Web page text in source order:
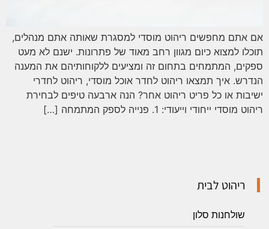
אם אתם מחפשים ריהוט מוסדי למסגרת שאותה אתם מנהלים,
תוכלו למצוא כיום מגוון רחב מאוד של פתרונות. ישנם לא מעט
ספקים, המתמחים בתחום זה ומציעים ללקוחותיהם את המענה
הנדרש. איך תמצאו ריהוט לחדר אוכל מוסדי, ריהוט לחדרי
ישיבות או כל פריט ריהוט אחר? הנה ארבעה טיפים לבחירת
ריהוט מוסדי ייחודי וייעודי: 1. פנייה לספק המתמחה […]
ריהוט לבית
שולחנות סלון